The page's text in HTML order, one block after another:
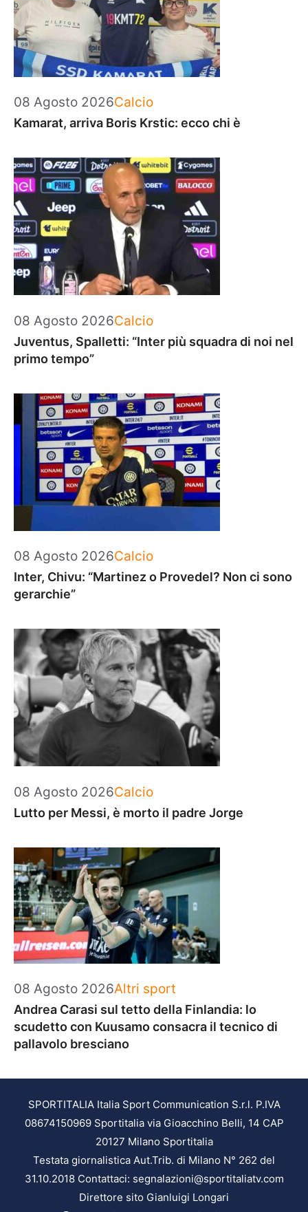
08 Agosto 2026Categorie
Calcio
Kamarat, arriva Boris Krstic: ecco chi è
08 Agosto 2026Categorie
Calcio
Juventus, Spalletti: “Inter più squadra di noi nel
primo tempo”
08 Agosto 2026Categorie
Calcio
Inter, Chivu: “Martinez o Provedel? Non ci sono
gerarchie”
08 Agosto 2026Categorie
Calcio
Lutto per Messi, è morto il padre Jorge
08 Agosto 2026Categorie
Altri sport
Andrea Carasi sul tetto della Finlandia: lo
scudetto con Kuusamo consacra il tecnico di
pallavolo bresciano
SPORTITALIA Italia Sport Communication S.r.l. P.IVA
08674150969 Sportitalia via Gioacchino Belli, 14 CAP
20127 Milano Sportitalia
Testata giornalistica Aut.Trib. di Milano N° 262 del
31.10.2018 Contattaci: segnalazioni@sportitaliatv.com
Direttore sito Gianluigi Longari